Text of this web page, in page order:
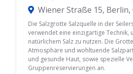
Wiener Straße 15, Berlin,
Die Salzgrotte Salzquelle in der
verwendet eine einzigartige Technik,
natürlichem Salz zu nutzen. Die
Atmosphäre und wohltuende
und gesunde Haut, sowie spezielle
Gruppenreservierungen an.